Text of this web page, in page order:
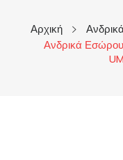
Αρχική Ανδρικά
Ανδρικά